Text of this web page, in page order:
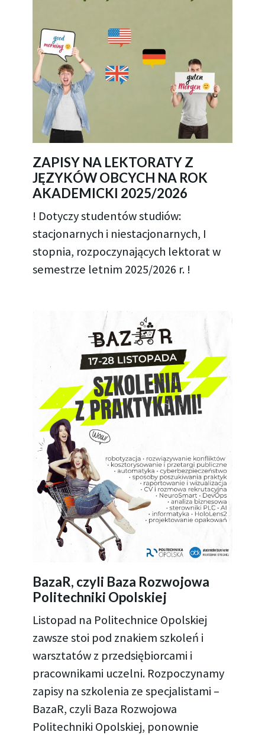
ZAPISY NA LEKTORATY Z
JĘZYKÓW OBCYCH NA ROK
AKADEMICKI 2025/2026
! Dotyczy studentów studiów:
stacjonarnych i niestacjonarnych, I
stopnia, rozpoczynających lektorat w
semestrze letnim 2025/2026 r. !
BazaR, czyli Baza Rozwojowa
Politechniki Opolskiej
Listopad na Politechnice Opolskiej
zawsze stoi pod znakiem szkoleń i
warsztatów z przedsiębiorcami i
pracownikami uczelni. Rozpoczynamy
zapisy na szkolenia ze specjalistami –
BazaR, czyli Baza Rozwojowa
Politechniki Opolskiej, ponownie